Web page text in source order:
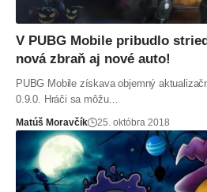
V PUBG Mobile pribudlo
nová zbraň aj nové auto!
PUBG Mobile získava objemný
0.9.0. Hráči sa môžu…
Matúš Moravčík 25. októbra 2018